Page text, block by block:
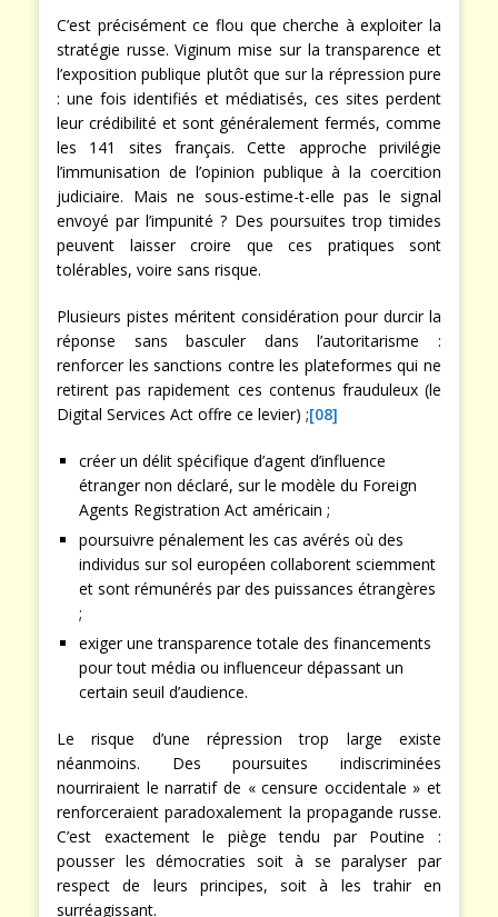
C’est précisément ce flou que cherche à exploiter la
stratégie russe. Viginum mise sur la transparence et
l’exposition publique plutôt que sur la répression pure
: une fois identifiés et médiatisés, ces sites perdent
leur crédibilité et sont généralement fermés, comme
les 141 sites français. Cette approche privilégie
l’immunisation de l’opinion publique à la coercition
judiciaire. Mais ne sous-estime-t-elle pas le signal
envoyé par l’impunité ? Des poursuites trop timides
peuvent laisser croire que ces pratiques sont
tolérables, voire sans risque.
Plusieurs pistes méritent considération pour durcir la
réponse sans basculer dans l’autoritarisme :
renforcer les sanctions contre les plateformes qui ne
retirent pas rapidement ces contenus frauduleux (le
Digital Services Act offre ce levier) ;[08]
créer un délit spécifique d’agent d’influence
étranger non déclaré, sur le modèle du Foreign
Agents Registration Act américain ;
poursuivre pénalement les cas avérés où des
individus sur sol européen collaborent sciemment
et sont rémunérés par des puissances étrangères
;
exiger une transparence totale des financements
pour tout média ou influenceur dépassant un
certain seuil d’audience.
Le risque d’une répression trop large existe
néanmoins. Des poursuites indiscriminées
nourriraient le narratif de « censure occidentale » et
renforceraient paradoxalement la propagande russe.
C’est exactement le piège tendu par Poutine :
pousser les démocraties soit à se paralyser par
respect de leurs principes, soit à les trahir en
surréagissant.